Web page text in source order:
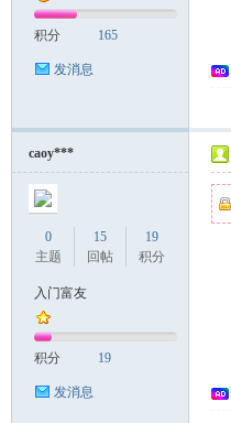
积分 165
发消息
caoy***
0
主题
15
回帖
19
积分
入门富友
积分 19
发消息